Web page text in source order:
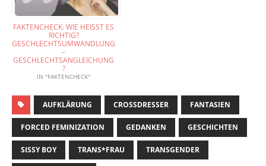
FAKTENCHECK: WIE HEISST ES R
ICHTIG? G
ESCHLECHTSUMWANDLUNG –
G
ESCHLECHTSANGLEICHUNG?
IN "FAKTENCHECK"
AUFKLÄRUNG CROSSDRESSER FANTASIEN
FORCED FEMINIZATION GEDANKEN GESCHICHTEN
SISSY BOY TRANS*FRAU TRANSGENDER